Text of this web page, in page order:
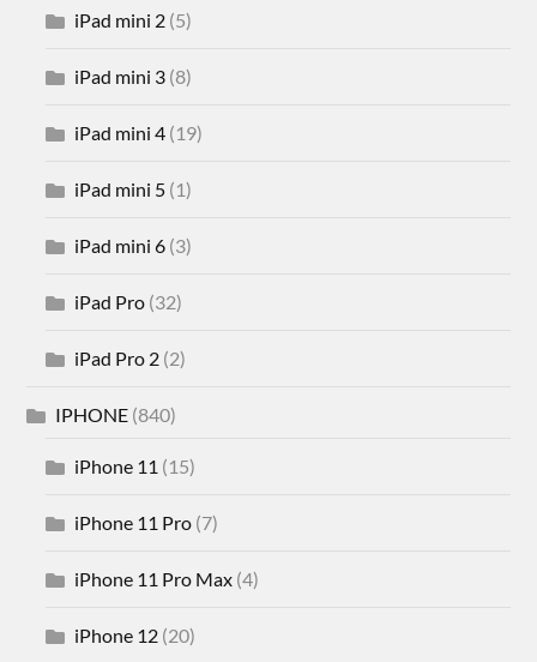
iPad mini 2 (5)
iPad mini 3 (8)
iPad mini 4 (19)
iPad mini 5 (1)
iPad mini 6 (3)
iPad Pro (32)
iPad Pro 2 (2)
IPHONE (840)
iPhone 11 (15)
iPhone 11 Pro (7)
iPhone 11 Pro Max (4)
iPhone 12 (20)